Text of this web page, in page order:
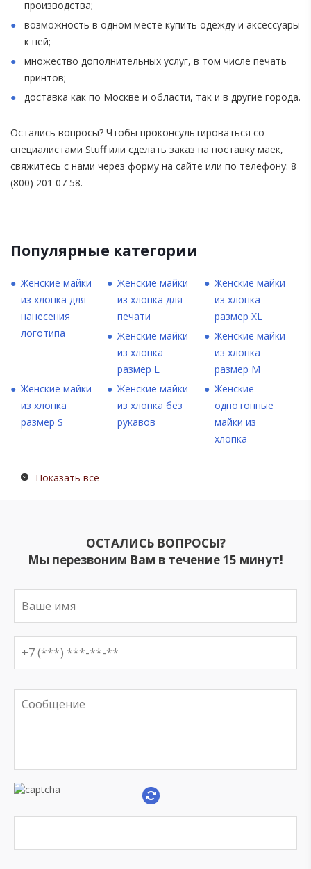
производства;
возможность в одном месте купить одежду и аксессуары
к ней;
множество дополнительных услуг, в том числе печать
принтов;
доставка как по Москве и области, так и в другие города.
Остались вопросы? Чтобы проконсультироваться со
специалистами Stuff или сделать заказ на поставку маек,
свяжитесь с нами через форму на сайте или по телефону: 8
(800) 201 07 58.
Популярные категории
Женские майки
из хлопка для
нанесения
логотипа
Женские майки
из хлопка для
печати
Женские майки
из хлопка
размер XL
Женские майки
из хлопка
размер L
Женские майки
из хлопка
размер M
Женские майки
из хлопка
размер S
Женские майки
из хлопка без
рукавов
Женские
однотонные
майки из
хлопка
Показать все
ОСТАЛИСЬ ВОПРОСЫ?
Мы перезвоним Вам в течение 15 минут!